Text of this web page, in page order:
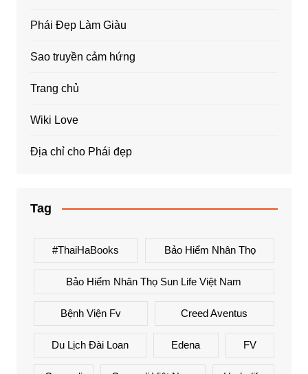
Phái Đẹp Làm Giàu
Sao truyền cảm hứng
Trang chủ
Wiki Love
Địa chỉ cho Phái đẹp
Tag
#ThaiHaBooks Bảo Hiểm Nhân Thọ
Bảo Hiểm Nhân Thọ Sun Life Việt Nam
Bệnh Viện Fv Creed Aventus
Du Lịch Đài Loan Edena FV